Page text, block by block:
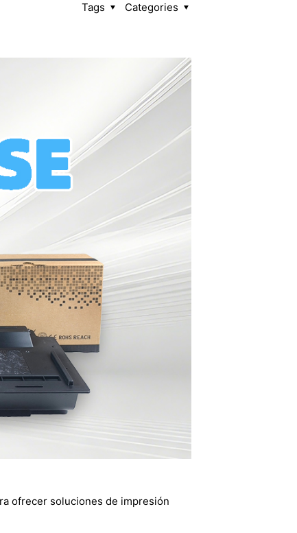
Categories
Tags
ofrecer soluciones de impresión